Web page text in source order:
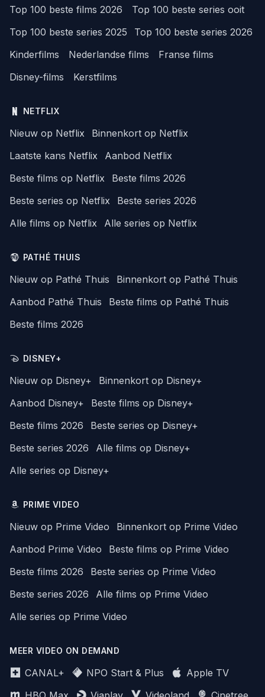
Top 100 beste films 2026
Top 100 beste series ooit
Top 100 beste series 2025
Top 100 beste series 2026
Kinderfilms
Nederlandse films
Franse films
Disney-films
Kerstfilms
NETFLIX
Nieuw op Netflix
Binnenkort op Netflix
Laatste kans Netflix
Aanbod Netflix
Beste films op Netflix
Beste films 2026
Beste series op Netflix
Beste series 2026
Alle films op Netflix
Alle series op Netflix
PATHÉ THUIS
Nieuw op Pathé Thuis
Binnenkort op Pathé Thuis
Aanbod Pathé Thuis
Beste films op Pathé Thuis
Beste films 2026
DISNEY+
Nieuw op Disney+
Binnenkort op Disney+
Aanbod Disney+
Beste films op Disney+
Beste films 2026
Beste series op Disney+
Beste series 2026
Alle films op Disney+
Alle series op Disney+
PRIME VIDEO
Nieuw op Prime Video
Binnenkort op Prime Video
Aanbod Prime Video
Beste films op Prime Video
Beste films 2026
Beste series op Prime Video
Beste series 2026
Alle films op Prime Video
Alle series op Prime Video
MEER VIDEO ON DEMAND
CANAL+ NPO Start & Plus
Apple TV